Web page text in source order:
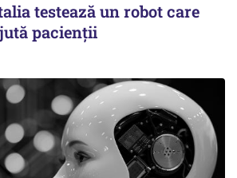
testează un robot care
pacienții